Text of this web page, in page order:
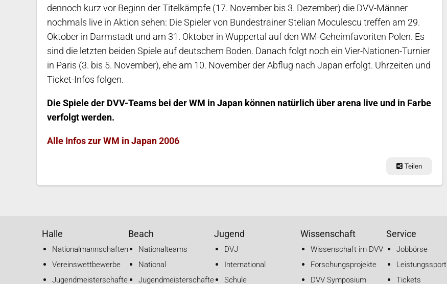
dennoch kurz vor Beginn der Titelkämpfe (17. November bis 3. Dezember) die DVV-Männer
nochmals live in Aktion sehen: Die Spieler von Bundestrainer Stelian Moculescu treffen am 29.
Oktober in Darmstadt und am 31. Oktober in Wuppertal auf den WM-Geheimfavoriten Polen. Es
sind die letzten beiden Spiele auf deutschem Boden. Danach folgt noch ein Vier-Nationen-Turnier
in Paris (3. bis 5. November), ehe am 10. November der Abflug nach Japan erfolgt. Uhrzeiten und
Ticket-Infos folgen.
Die Spiele der DVV-Teams bei der WM in Japan können natürlich über arena live und in Farbe
verfolgt werden.
Alle Infos zur WM in Japan 2006
Teilen
Halle
Nationalmannschaften
Vereinswettbewerbe
Jugendmeisterschaften
Beach
Nationalteams
National
Jugendmeisterschaften
Jugend
DVJ
International
Schule
Wissenschaft
Wissenschaft im DVV
Forschungsprojekte
DVV Symposium
Service
Jobbörse
Leistungssport
Tickets